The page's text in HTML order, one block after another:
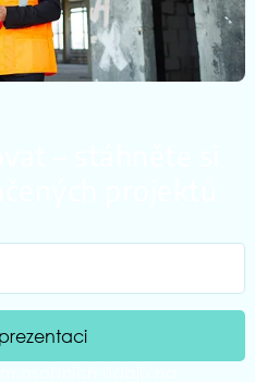
a připravíme řešení na